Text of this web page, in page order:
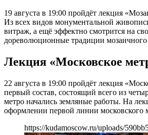
19 августа в 19:00 пройдёт лекция
Из всех видов монументальной
витраж, а ещё эффектно смотрится на
дореволюционные традиции мозаичного
Лекция «Московское
22 августа в 19:00 пройдёт лекция
первый состав, состоящий всего из
метро начались земляные работы. На
оформлении первой линии московского
https://kudamoscow.ru/uploads/